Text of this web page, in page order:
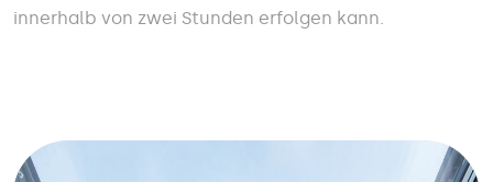
innerhalb von zwei Stunden erfolgen kann.